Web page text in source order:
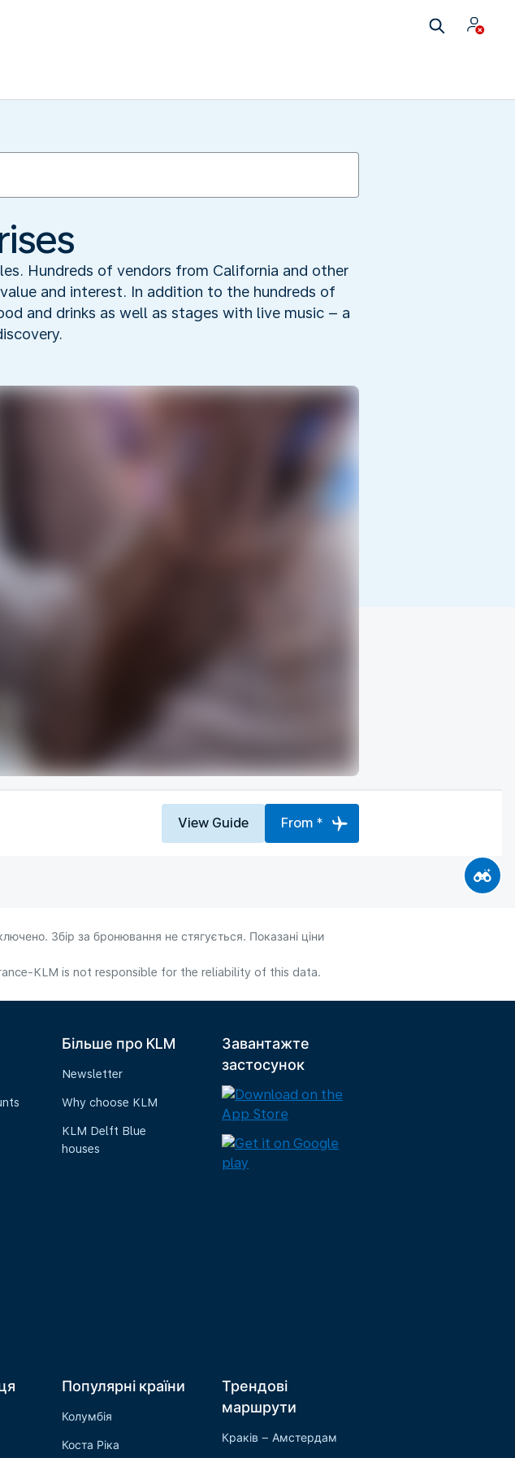
Hundreds of vendors from California and other
and interest. In addition to the hundreds of
and drinks as well as stages with live music – a
View Guide From *
Збір за бронювання не стягується. Показані ціни
KLM is not responsible for the reliability of this data.
Більше про KLM
Newsletter
Why choose KLM
KLM Delft Blue
houses
Завантажте
застосунок
Популярні країни
Колумбія
Коста Ріка
Трендові
маршрути
Краків – Амстердам